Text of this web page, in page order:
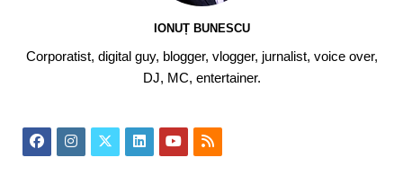
IONUȚ BUNESCU
Corporatist, digital guy, blogger, vlogger, jurnalist, voice over,
DJ, MC, entertainer.